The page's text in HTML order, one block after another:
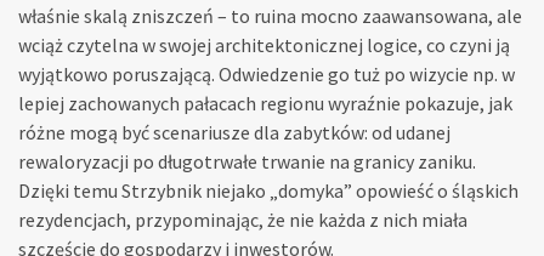
właśnie skalą zniszczeń – to ruina mocno zaawansowana, ale
wciąż czytelna w swojej architektonicznej logice, co czyni ją
wyjątkowo poruszającą. Odwiedzenie go tuż po wizycie np. w
lepiej zachowanych pałacach regionu wyraźnie pokazuje, jak
różne mogą być scenariusze dla zabytków: od udanej
rewaloryzacji po długotrwałe trwanie na granicy zaniku.
Dzięki temu Strzybnik niejako „domyka” opowieść o śląskich
rezydencjach, przypominając, że nie każda z nich miała
szczęście do gospodarzy i inwestorów.